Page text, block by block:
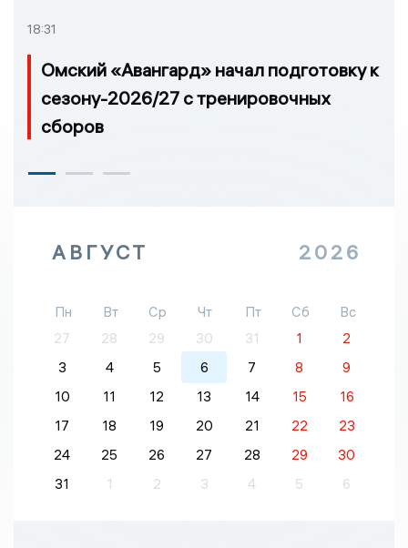
18:31
Омский «Авангард» начал подготовку к
сезону-2026/27 с тренировочных
сборов
АВГУСТ 2026
Пн Вт Ср Чт Пт Сб
Вс
27
28 29 30 31 1
2
3
4 5 6 7 8
9
10
11 12 13 14 15
16
17
18 19 20 21 22
23
24
25 26 27 28 29
30
31
1 2 3 4 5 6